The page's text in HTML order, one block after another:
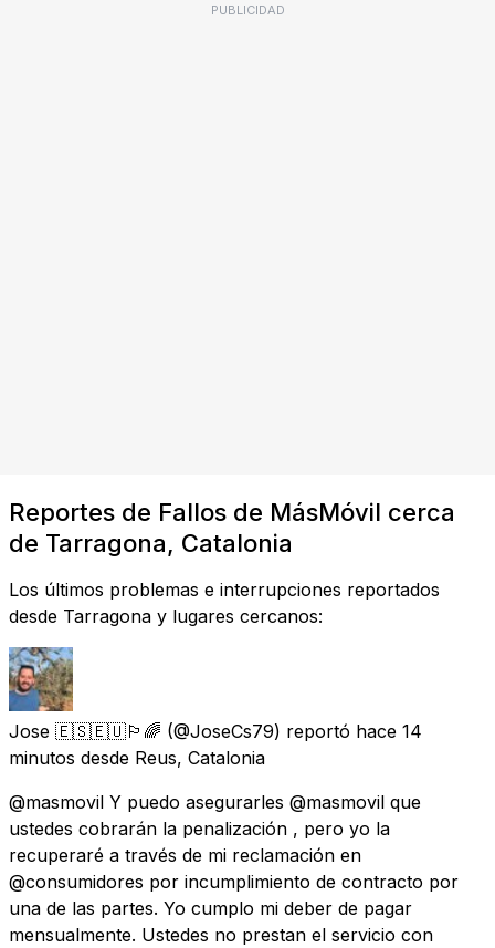
PUBLICIDAD
Reportes de Fallos de MásMóvil cerca
de Tarragona, Catalonia
Los últimos problemas e interrupciones reportados
desde Tarragona y lugares cercanos:
Jose 🇪🇸🇪🇺🏳️‍🌈 (@JoseCs79) reportó hace 14
minutos desde Reus, Catalonia
@masmovil Y puedo asegurarles @masmovil que
ustedes cobrarán la penalización , pero yo la
recuperaré a través de mi reclamación en
@consumidores por incumplimiento de contracto por
una de las partes. Yo cumplo mi deber de pagar
mensualmente. Ustedes no prestan el servicio con